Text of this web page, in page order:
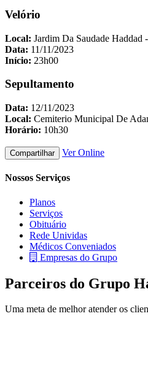
Velório
Local: Jardim Da Saudade Haddad
Data: 11/11/2023
Início: 23h00
Sepultamento
Data: 12/11/2023
Local: Cemiterio Municipal De
Horário: 10h30
Compartilhar Ver Online
Nossos Serviços
Planos
Serviços
Obituário
Rede Unividas
Médicos Conveniados
Empresas do Grupo
Parceiros do Grupo
Uma meta de melhor atender os